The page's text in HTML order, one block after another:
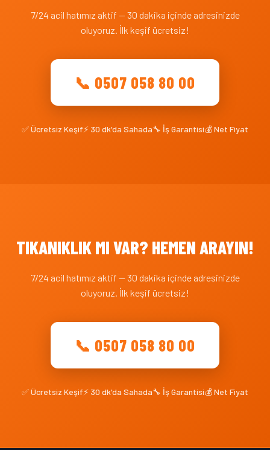
7/24 acil hatımız aktif — 30 dakika içinde adresinizde
oluyoruz. İlk keşif ücretsiz!
📞 0507 058 80 00
✅ Ücretsiz Keşif⚡ 30 dk'da Sahada🔧 İş Garantisi💰 Net Fiyat
TIKANIKLIK MI VAR? HEMEN ARAYIN!
7/24 acil hatımız aktif — 30 dakika içinde adresinizde
oluyoruz. İlk keşif ücretsiz!
📞 0507 058 80 00
✅ Ücretsiz Keşif⚡ 30 dk'da Sahada🔧 İş Garantisi💰 Net Fiyat